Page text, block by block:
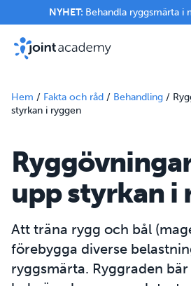
NYHET: Behandla ryggsmärta i
Hem / Fakta och råd / Behandling /
styrkan i ryggen
upp styrkan i
Att träna rygg och bål
förebygga diverse
ryggsmärta. Ryggraden